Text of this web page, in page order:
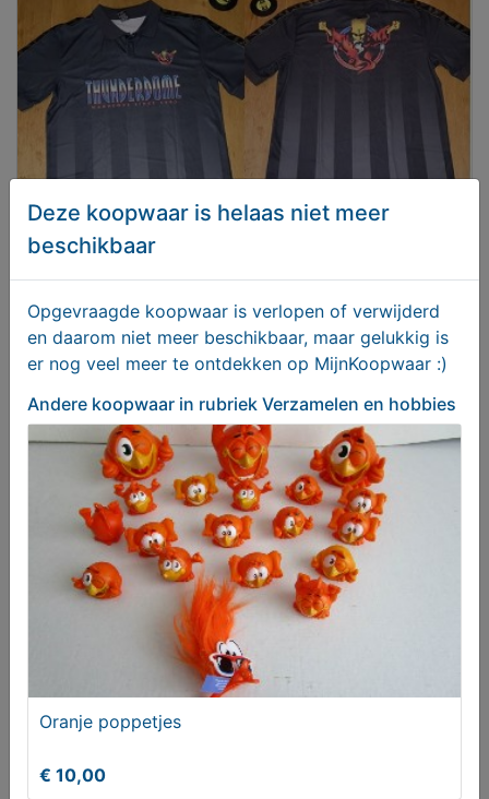
ThunderDome T-shirt Polo
€ 50,00
Deze koopwaar is helaas niet meer
beschikbaar
Opgevraagde koopwaar is verlopen of verwijderd
en daarom niet meer beschikbaar, maar gelukkig is
er nog veel meer te ontdekken op MijnKoopwaar :)
Andere koopwaar in rubriek Verzamelen en hobbies
Oranje poppetjes
€ 10,00